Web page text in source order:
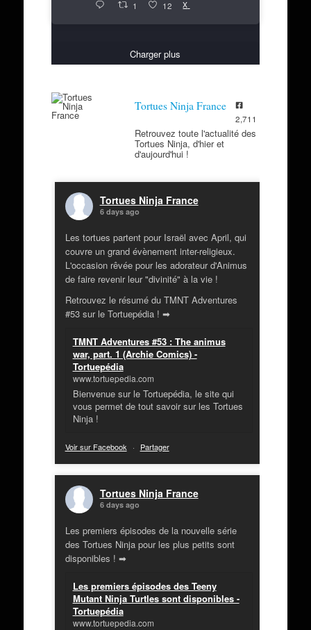
1 12 X
Charger plus
Tortues Ninja France
2,711
Retrouvez toute l'actualité des
Tortues Ninja, d'hier et
d'aujourd'hui !
Tortues Ninja France
6 days ago
Les tortues partent pour Israël avec April, qui
couvre un grand évènement inter-religieux.
L'occasion rêvée pour les adorateur d'Animus
de faire revenir leur "divinité" à la vie !
Retrouvez le résumé du TMNT Adventures
#53 sur le Tortuepédia ! ➡
TMNT Adventures #53 : The animus
war, part. 1 (Archie Comics) -
Tortuepédia
www.tortuepedia.com
Bienvenue sur le Tortuepédia, le site qui
vous permet de tout savoir sur les Tortues
Ninja !
Voir sur Facebook · Partager
Tortues Ninja France
6 days ago
Les premiers épisodes de la nouvelle série
des Tortues Ninja pour les plus petits sont
disponibles ! ➡
Les premiers épisodes des Teeny
Mutant Ninja Turtles sont disponibles -
Tortuepédia
www.tortuepedia.com